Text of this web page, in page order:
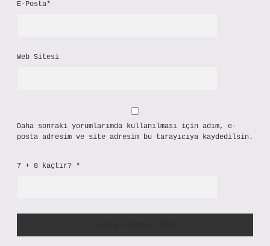
E-Posta*
Web Sitesi
Daha sonraki yorumlarımda kullanılması için adım, e-
posta adresim ve site adresim bu tarayıcıya kaydedilsin.
7 + 8 kaçtır? *